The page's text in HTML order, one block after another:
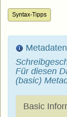
Syntax-Tipps
Metadaten
Für diesen
(basic)
Basic